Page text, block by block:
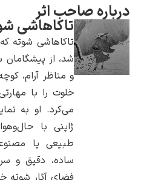
پیر آگوست رنوآر
پل سزان
صاحب اثر
تاکاهاشی شوته
تاکاهاشی شوته که
شد، از پیشگامان سبک
و مناظر آرام،
خلوت را با مهارتی
می‌کرد. او به
ژاپنی با
طبیعی یا مصنوعی
ساده، دقیق و